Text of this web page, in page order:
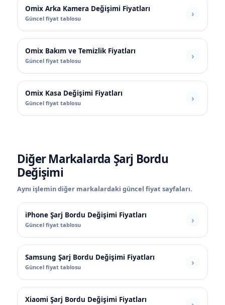
Omix Arka Kamera Değişimi Fiyatları
Güncel fiyat tablosu
Omix Bakım ve Temizlik Fiyatları
Güncel fiyat tablosu
Omix Kasa Değişimi Fiyatları
Güncel fiyat tablosu
Diğer Markalarda Şarj Bordu
Değişimi
Aynı işlemin diğer markalardaki güncel fiyat sayfaları.
iPhone Şarj Bordu Değişimi Fiyatları
Güncel fiyat tablosu
Samsung Şarj Bordu Değişimi Fiyatları
Güncel fiyat tablosu
Xiaomi Şarj Bordu Değişimi Fiyatları